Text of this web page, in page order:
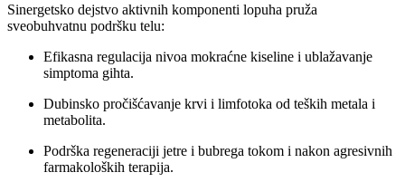
Sinergetsko dejstvo aktivnih komponenti lopuha pruža
sveobuhvatnu podršku telu:
Efikasna regulacija nivoa mokraćne kiseline i ublažavanje
simptoma gihta.
Dubinsko pročišćavanje krvi i limfotoka od teških metala i
metabolita.
Podrška regeneraciji jetre i bubrega tokom i nakon agresivnih
farmakoloških terapija.